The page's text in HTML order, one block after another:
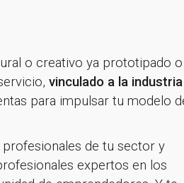
o creativo ya prototipado o
vinculado a la industria
para impulsar tu modelo
de tu sector y
expertos en los